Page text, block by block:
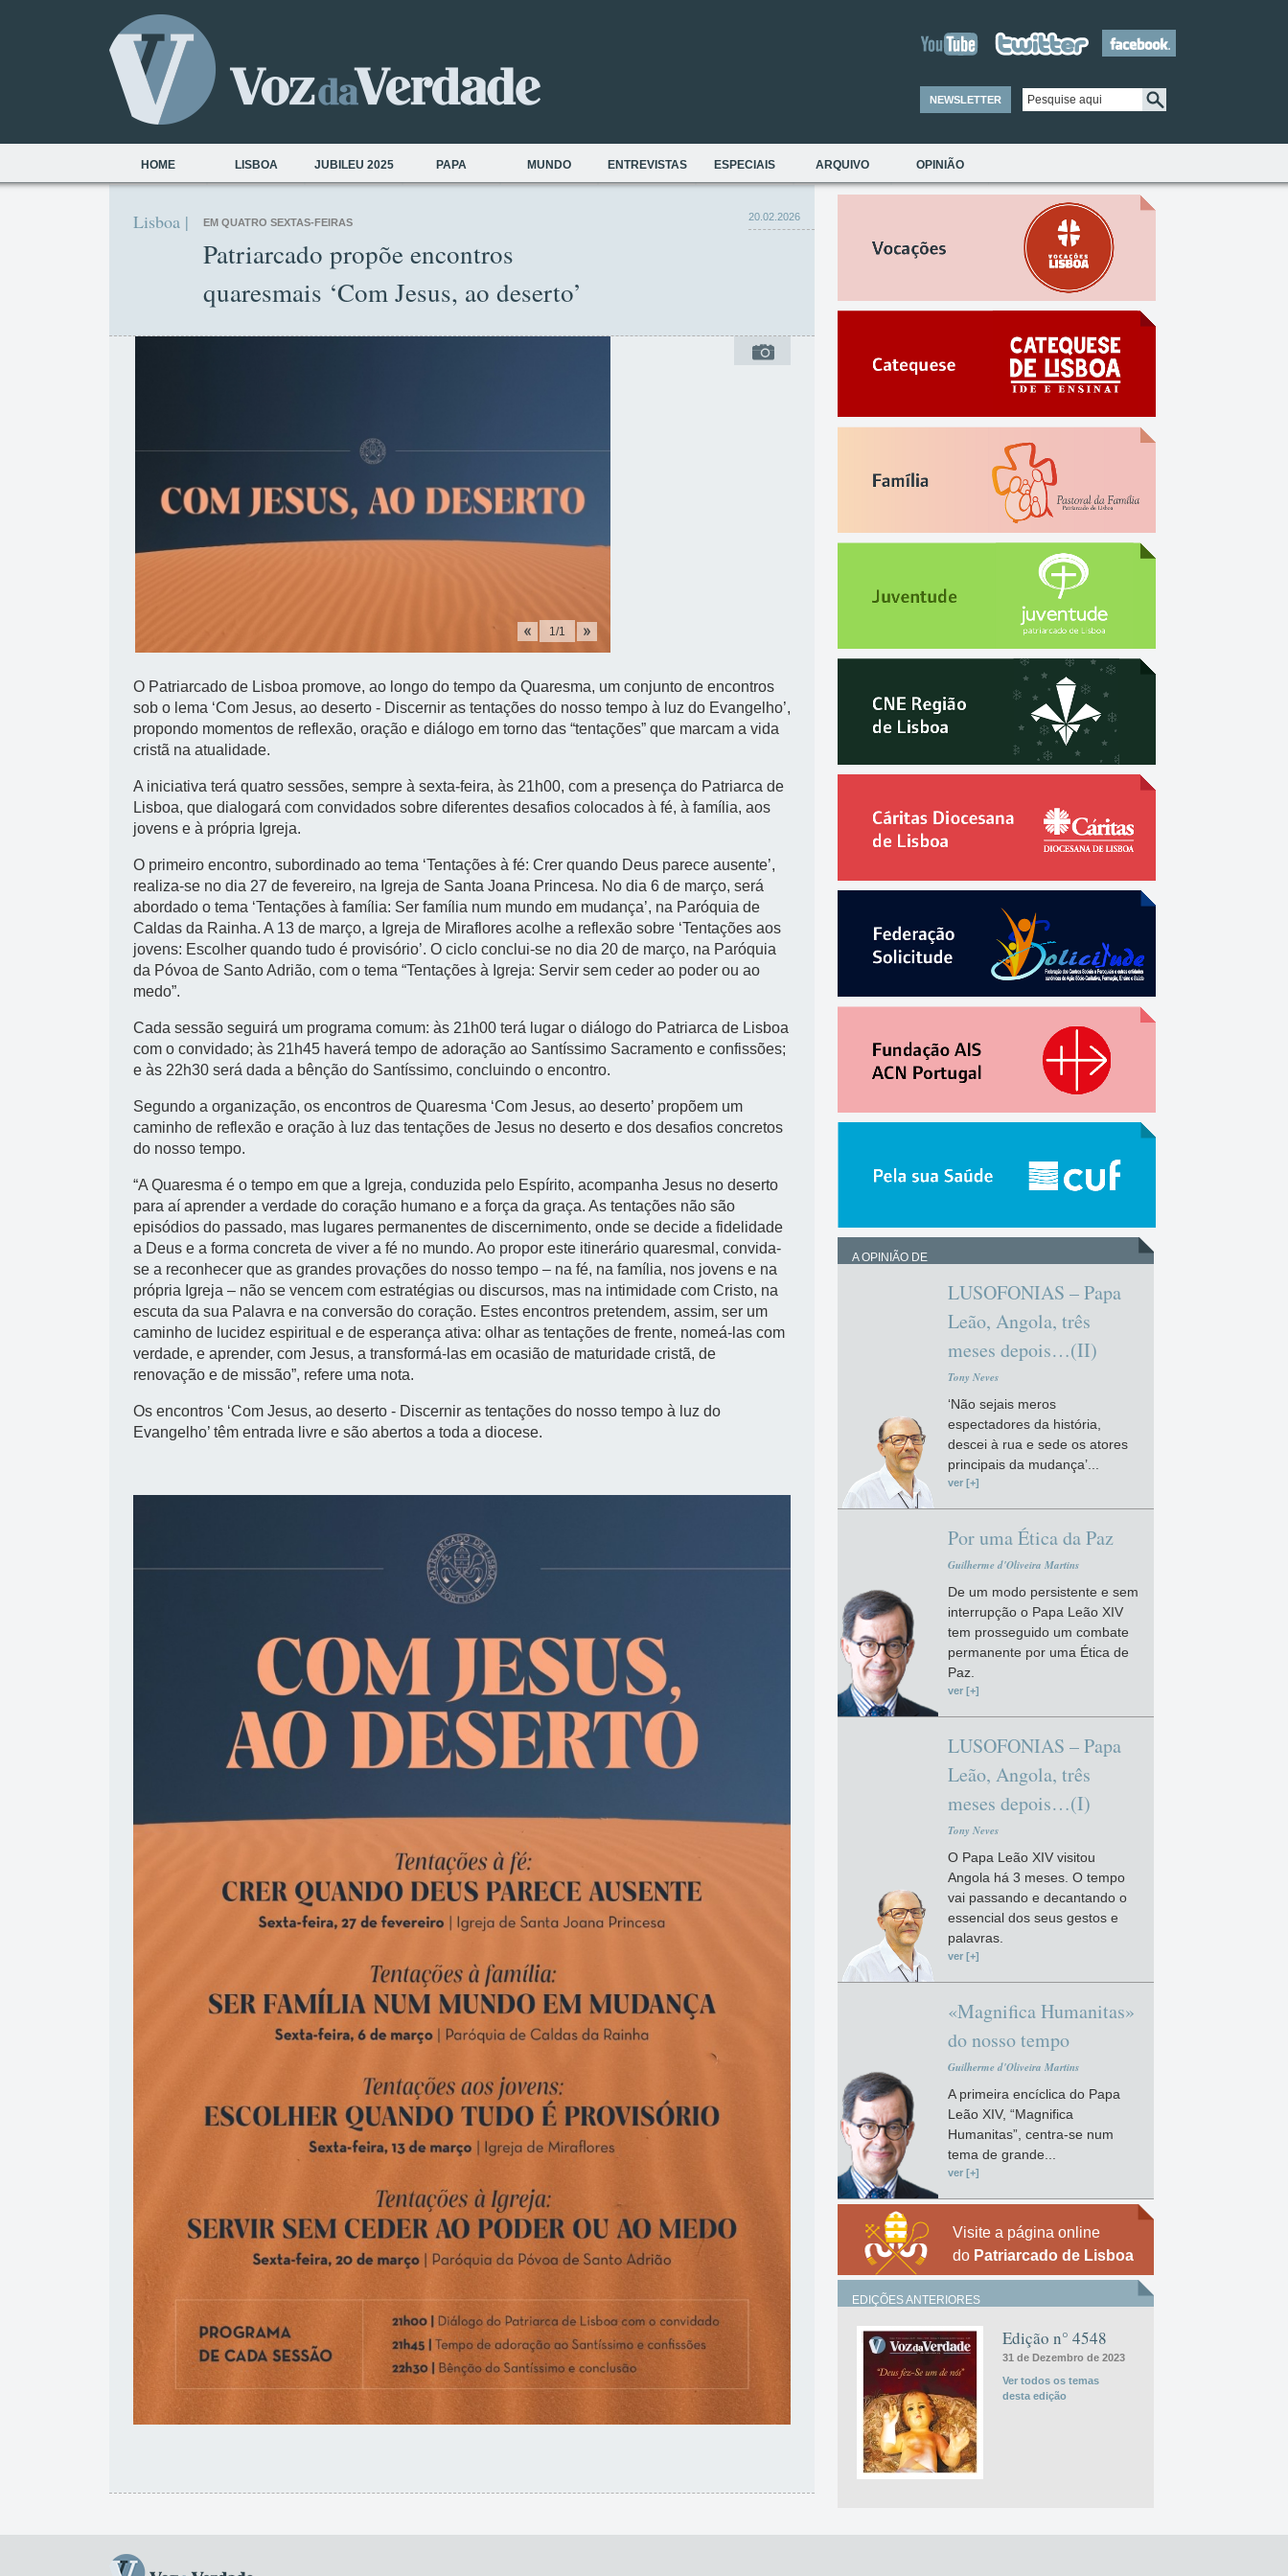
NEWSLETTER
HOME LISBOA JUBILEU 2025 PAPA MUNDO ENTREVISTAS ESPECIAIS ARQUIVO OPINIÃO
20.02.2026
Lisboa | EM QUATRO SEXTAS-FEIRAS
Patriarcado propõe encontros
quaresmais ‘Com Jesus, ao deserto’
1/1
O Patriarcado de Lisboa promove, ao longo do tempo da Quaresma, um conjunto de encontros
sob o lema ‘Com Jesus, ao deserto - Discernir as tentações do nosso tempo à luz do Evangelho’,
propondo momentos de reflexão, oração e diálogo em torno das “tentações” que marcam a vida
cristã na atualidade.
A iniciativa terá quatro sessões, sempre à sexta-feira, às 21h00, com a presença do Patriarca de
Lisboa, que dialogará com convidados sobre diferentes desafios colocados à fé, à família, aos
jovens e à própria Igreja.
O primeiro encontro, subordinado ao tema ‘Tentações à fé: Crer quando Deus parece ausente’,
realiza-se no dia 27 de fevereiro, na Igreja de Santa Joana Princesa. No dia 6 de março, será
abordado o tema ‘Tentações à família: Ser família num mundo em mudança’, na Paróquia de
Caldas da Rainha. A 13 de março, a Igreja de Miraflores acolhe a reflexão sobre ‘Tentações aos
jovens: Escolher quando tudo é provisório’. O ciclo conclui-se no dia 20 de março, na Paróquia
da Póvoa de Santo Adrião, com o tema “Tentações à Igreja: Servir sem ceder ao poder ou ao
medo”.
Cada sessão seguirá um programa comum: às 21h00 terá lugar o diálogo do Patriarca de Lisboa
com o convidado; às 21h45 haverá tempo de adoração ao Santíssimo Sacramento e confissões;
e às 22h30 será dada a bênção do Santíssimo, concluindo o encontro.
Segundo a organização, os encontros de Quaresma ‘Com Jesus, ao deserto’ propõem um
caminho de reflexão e oração à luz das tentações de Jesus no deserto e dos desafios concretos
do nosso tempo.
“A Quaresma é o tempo em que a Igreja, conduzida pelo Espírito, acompanha Jesus no deserto
para aí aprender a verdade do coração humano e a força da graça. As tentações não são
episódios do passado, mas lugares permanentes de discernimento, onde se decide a fidelidade
a Deus e a forma concreta de viver a fé no mundo. Ao propor este itinerário quaresmal, convida-
se a reconhecer que as grandes provações do nosso tempo – na fé, na família, nos jovens e na
própria Igreja – não se vencem com estratégias ou discursos, mas na intimidade com Cristo, na
escuta da sua Palavra e na conversão do coração. Estes encontros pretendem, assim, ser um
caminho de lucidez espiritual e de esperança ativa: olhar as tentações de frente, nomeá-las com
verdade, e aprender, com Jesus, a transformá-las em ocasião de maturidade cristã, de
renovação e de missão”, refere uma nota.
Os encontros ‘Com Jesus, ao deserto - Discernir as tentações do nosso tempo à luz do
Evangelho’ têm entrada livre e são abertos a toda a diocese.
A OPINIÃO DE
LUSOFONIAS – Papa
Leão, Angola, três
meses depois…(II)
Tony Neves
‘Não sejais meros
espectadores da história,
descei à rua e sede os atores
principais da mudança’...
ver [+]
Por uma Ética da Paz
Guilherme d'Oliveira Martins
De um modo persistente e sem
interrupção o Papa Leão XIV
tem prosseguido um combate
permanente por uma Ética de
Paz.
ver [+]
LUSOFONIAS – Papa
Leão, Angola, três
meses depois…(I)
Tony Neves
O Papa Leão XIV visitou
Angola há 3 meses. O tempo
vai passando e decantando o
essencial dos seus gestos e
palavras.
ver [+]
«Magnifica Humanitas»
do nosso tempo
Guilherme d'Oliveira Martins
A primeira encíclica do Papa
Leão XIV, “Magnifica
Humanitas”, centra-se num
tema de grande...
ver [+]
Visite a página online
do Patriarcado de Lisboa
EDIÇÕES ANTERIORES
Edição n° 4548
31 de Dezembro de 2023
Ver todos os temas
desta edição